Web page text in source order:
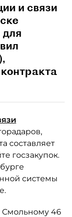
и связи
составляет
госзакупок.
системы
Смольному 46